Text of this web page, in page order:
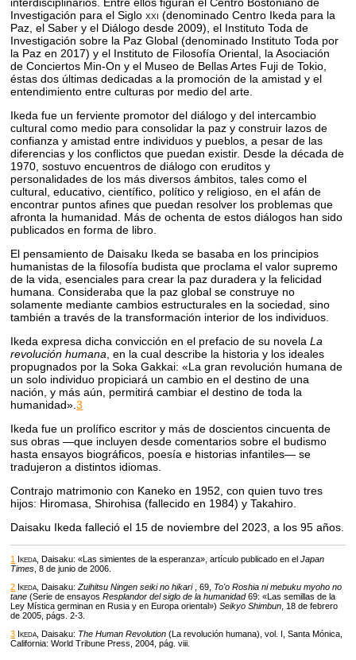
Investigación para el Sigloxxi (denominado Centro Ikeda para la
Paz, el Saber y el Diálogo desde 2009), el Instituto Toda de
Investigación sobre la Paz Global (denominado Instituto Toda por
la Paz en 2017) y el Instituto de Filosofía Oriental, la Asociación
de Conciertos Min-On y el Museo de Bellas Artes Fuji de Tokio,
éstas dos últimas dedicadas a la promoción de la amistad y el
entendimiento entre culturas por medio del arte.
Ikeda fue un ferviente promotor del diálogo y del intercambio
cultural como medio para consolidar la paz y construir lazos de
confianza y amistad entre individuos y pueblos, a pesar de las
diferencias y los conflictos que puedan existir. Desde la década de
1970, sostuvo encuentros de diálogo con eruditos y
personalidades de los más diversos ámbitos, tales como el
cultural, educativo, científico, político y religioso, en el afán de
encontrar puntos afines que puedan resolver los problemas que
afronta la humanidad. Más de ochenta de estos diálogos han sido
publicados en forma de libro.
El pensamiento de Daisaku Ikeda se basaba en los principios
humanistas de la filosofía budista que proclama el valor supremo
de la vida, esenciales para crear la paz duradera y la felicidad
humana. Consideraba que la paz global se construye no
solamente mediante cambios estructurales en la sociedad, sino
también a través de la transformación interior de los individuos.
Ikeda expresa dicha convicción en el prefacio de su novelaLa
revolución humana , en la cual describe la historia y los ideales
propugnados por la Soka Gakkai: «La gran revolución humana de
un solo individuo propiciará un cambio en el destino de una
nación, y más aún, permitirá cambiar el destino de toda la
humanidad».3
Ikeda fue un prolífico escritor y más de doscientos cincuenta de
sus obras —que incluyen desde comentarios sobre el budismo
hasta ensayos biográficos, poesía e historias infantiles— se
tradujeron a distintos idiomas.
Contrajo matrimonio con Kaneko en 1952, con quien tuvo tres
hijos: Hiromasa, Shirohisa (fallecido en 1984) y Takahiro.
Daisaku Ikeda falleció el 15 de noviembre del 2023, a los 95 años.
1 Ikeda , Daisaku: «Las simientes de la esperanza», artículo publicado en elJapan
Times , 8 de junio de 2006.
2 Ikeda , Daisaku:Zuihitsu Ningen seiki no hikari , 69, To'o Roshia ni mebuku myoho no
tane (Serie de ensayosResplandor del siglo de la humanidad69: «Las semillas de la
Ley Mística germinan en Rusia y en Europa oriental»)Seikyo Shimbun , 18 de febrero
de 2005, págs. 2-3.
3 Ikeda , Daisaku: The Human Revolution (La revolución humana), vol. I, Santa Mónica,
California: World Tribune Press, 2004, pág. viii.